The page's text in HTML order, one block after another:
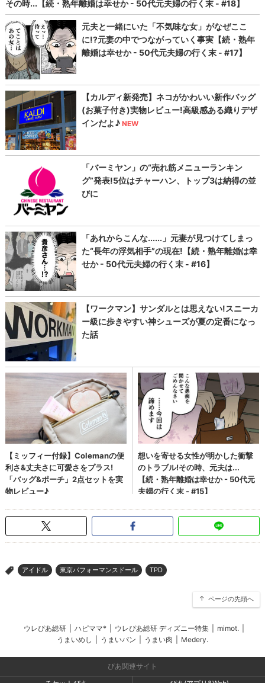
> アイドル 東京パフォーマンスドール TPD
ページの先頭へ
ウレぴあ総研 ハピママ* ウレぴあ総研 ディズニー特集 mimot.
うまいめし
うまいパン うまい肉 Medery.
ぴあ関連サイト